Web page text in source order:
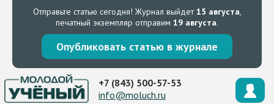
Отправьте статью сегодня! Журнал выйдет15 августа,
печатный экземпляр отправим 19 августа.
Опубликовать статью в журнале
+7 (843) 500-57-53
info@moluch.ru